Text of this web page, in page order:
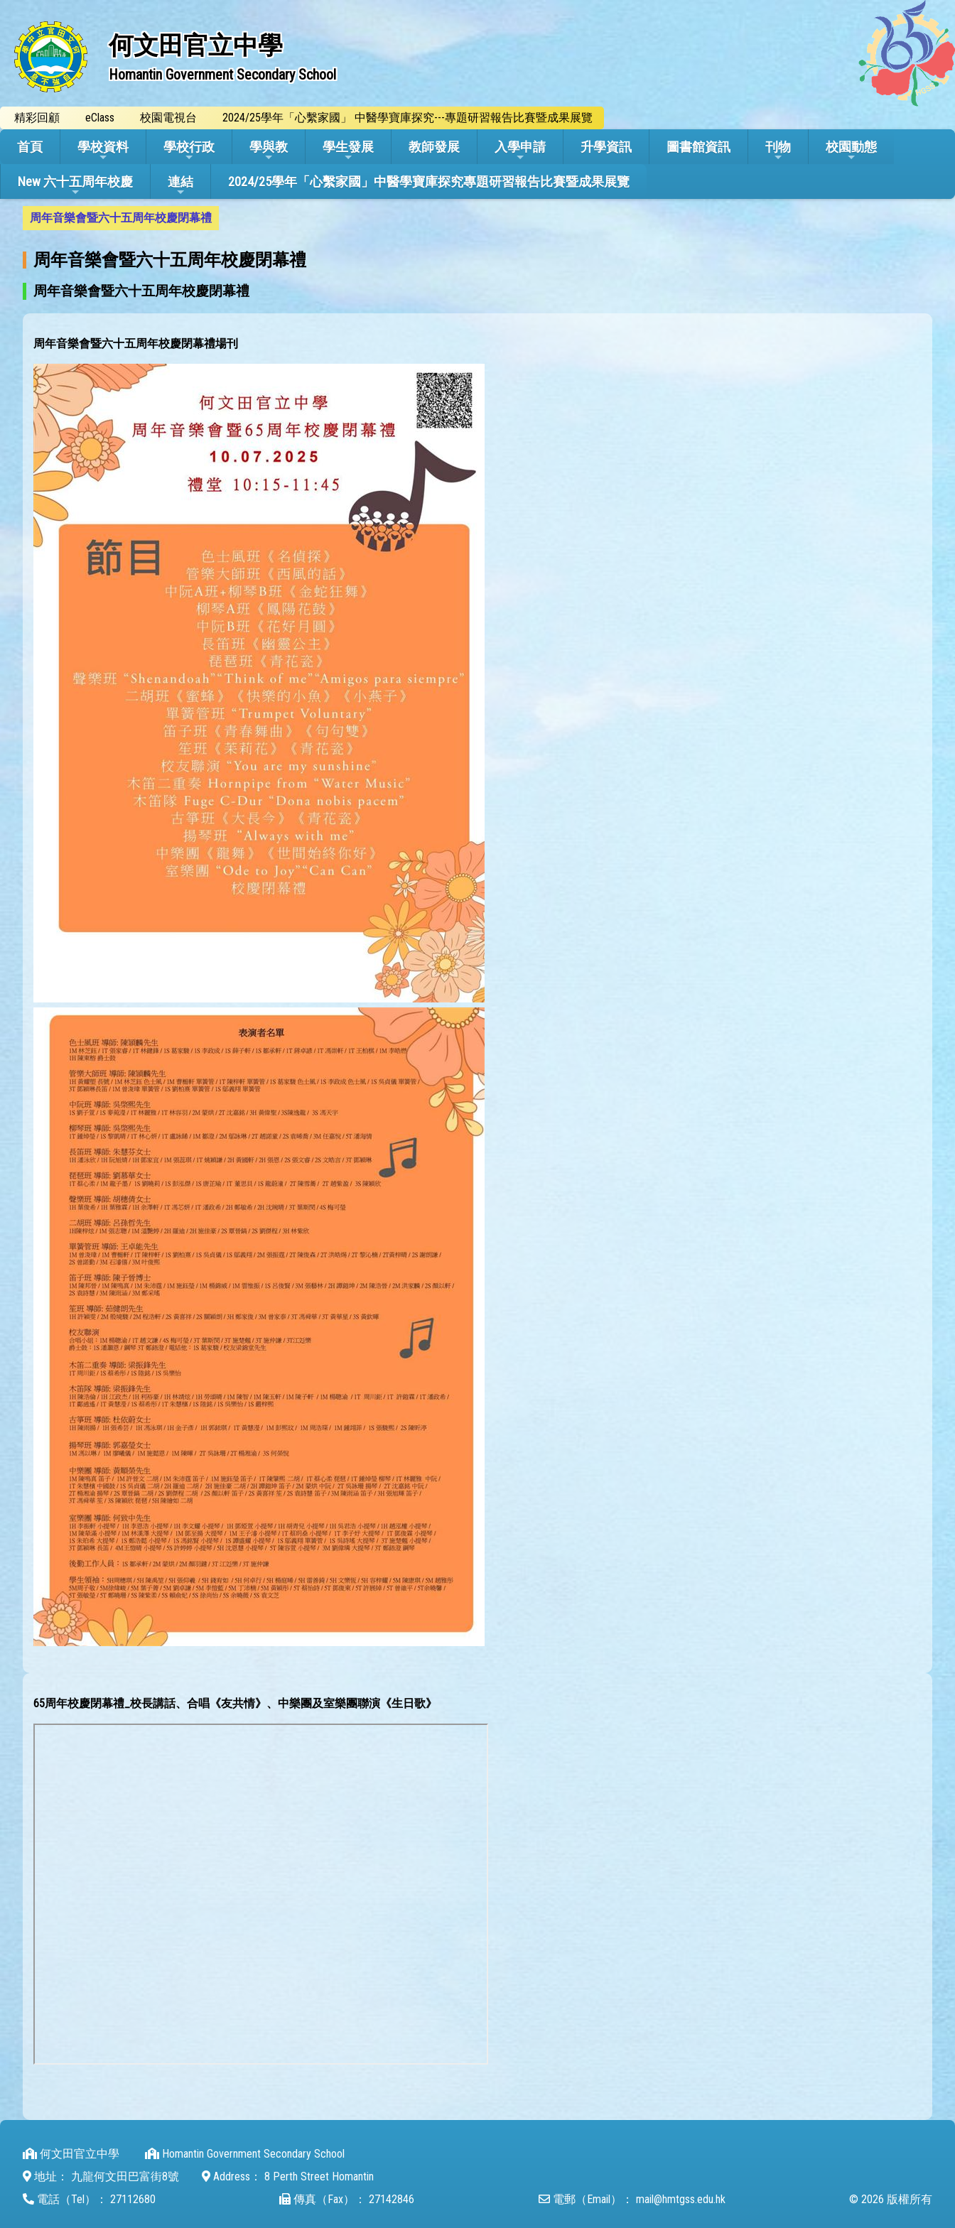
何文田官立中學
Homantin Government Secondary School
精彩回顧 eClass 校園電視台 2024/25學年「心繫家國」 中醫學寶庫探究---專題研習報告比賽暨成果展覽
首頁 學校資料 學校行政 學與教 學生發展 教師發展 入學申請 升學資訊 圖書館資訊 刊物 校園動態
New 六十五周年校慶 連結 2024/25學年「心繫家國」中醫學寶庫探究專題研習報告比賽暨成果展覽
周年音樂會暨六十五周年校慶閉幕禮
周年音樂會暨六十五周年校慶閉幕禮
周年音樂會暨六十五周年校慶閉幕禮
周年音樂會暨六十五周年校慶閉幕禮場刊
65周年校慶閉幕禮_校長講話、合唱《友共情》、中樂團及室樂團聯演《生日歌》
何文田官立中學
Homantin Government Secondary School
地址：
九龍何文田巴富街8號 Address： 8 Perth Street Homantin
電話（Tel）： 27112680 傳真（Fax）： 27142846 電郵（Email）： mail@hmtgss.edu.hk © 2026 版權所有